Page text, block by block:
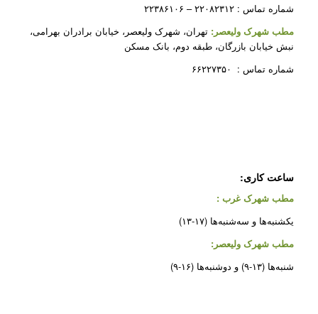
شماره تماس : ۲۲۰۸۲۳۱۲ – ۲۲۳۸۶۱۰۶
مطب شهرک ولیعصر: تهران، شهرک ولیعصر، خیابان برادران بهرامی،
نبش خیابان بازرگان، طبقه دوم، بانک مسکن
شماره تماس : ۶۶۲۲۷۳۵۰
ساعت کاری:
مطب شهرک غرب :
یکشنبه‌ها و سه‌شنبه‌ها (۱۷-۱۳)
مطب شهرک ولیعصر:
شنبه‌ها (۱۳-۹) و دوشنبه‌ها (۱۶-۹)